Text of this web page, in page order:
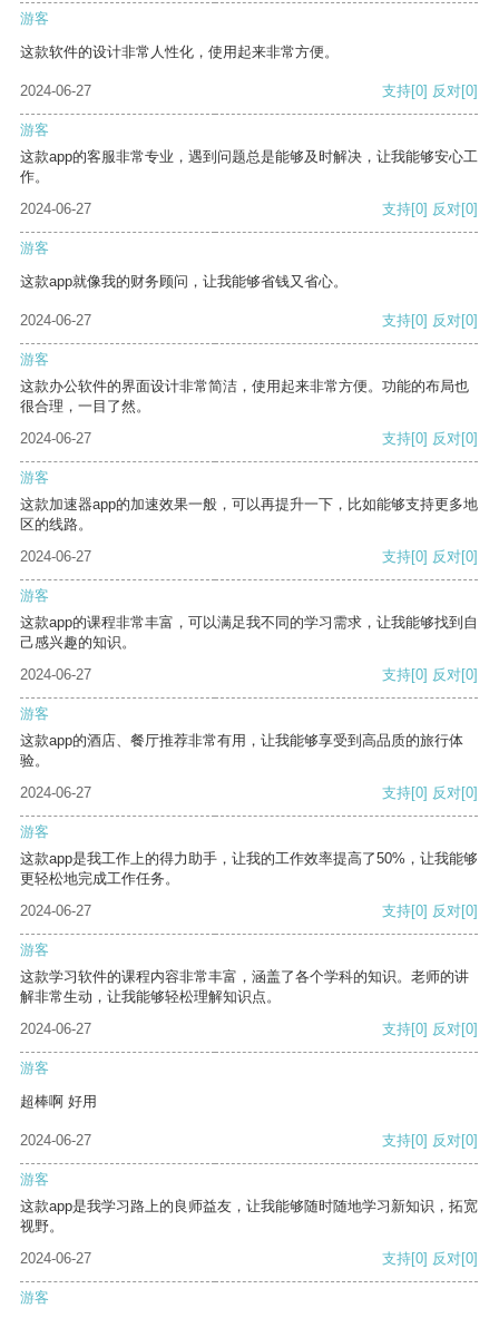
游客
这款软件的设计非常人性化，使用起来非常方便。
2024-06-27 支持[0] 反对[0]
游客
这款app的客服非常专业，遇到问题总是能够及时解决，让我能够安心工
作。
2024-06-27
支持[0] 反对[0]
游客
这款app就像我的财务顾问，让我能够省钱又省心。
2024-06-27 支持[0] 反对[0]
游客
这款办公软件的界面设计非常简洁，使用起来非常方便。功能的布局也
很合理，一目了然。
2024-06-27
支持[0] 反对[0]
游客
这款加速器app的加速效果一般，可以再提升一下，比如能够支持更多地
区的线路。
2024-06-27
支持[0] 反对[0]
游客
这款app的课程非常丰富，可以满足我不同的学习需求，让我能够找到自
己感兴趣的知识。
2024-06-27
支持[0] 反对[0]
游客
这款app的酒店、餐厅推荐非常有用，让我能够享受到高品质的旅行体
验。
2024-06-27
支持[0] 反对[0]
游客
这款app是我工作上的得力助手，让我的工作效率提高了50%，让我能够
更轻松地完成工作任务。
2024-06-27
支持[0] 反对[0]
游客
这款学习软件的课程内容非常丰富，涵盖了各个学科的知识。老师的讲
解非常生动，让我能够轻松理解知识点。
2024-06-27
支持[0] 反对[0]
游客
超棒啊 好用
2024-06-27 支持[0] 反对[0]
游客
这款app是我学习路上的良师益友，让我能够随时随地学习新知识，拓宽
视野。
2024-06-27
支持[0] 反对[0]
游客